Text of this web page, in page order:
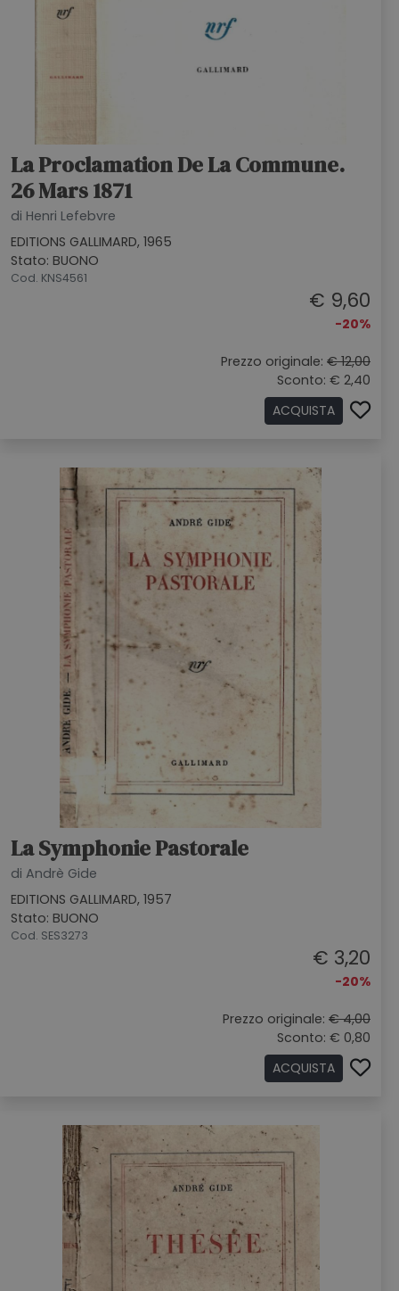
La Proclamation De La Commune.
26 Mars 1871
di Henri Lefebvre
EDITIONS GALLIMARD, 1965
Stato: BUONO
Cod. KNS4561
€ 9,60
-20%
Prezzo originale: € 12,00
Sconto: € 2,40
ACQUISTA
La Symphonie Pastorale
di Andrè Gide
EDITIONS GALLIMARD, 1957
Stato: BUONO
Cod. SES3273
€ 3,20
-20%
Prezzo originale: € 4,00
Sconto: € 0,80
ACQUISTA